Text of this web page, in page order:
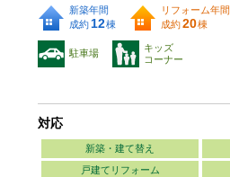
新築年間
成約 12棟
リフォーム年間
成約20棟
駐車場
キッズ
コーナー
対応
新築・建て替え
戸建てリフォーム